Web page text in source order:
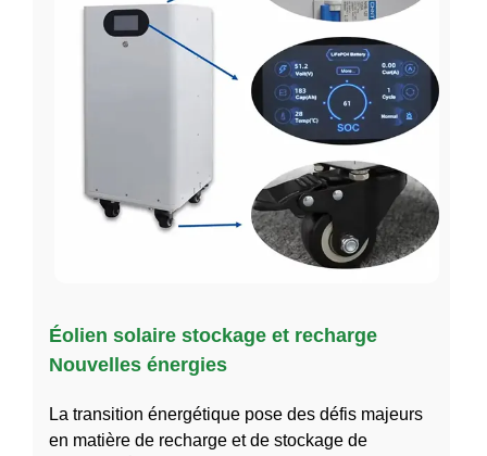
Éolien solaire stockage et recharge
Nouvelles énergies
La transition énergétique pose des défis majeurs
en matière de recharge et de stockage de